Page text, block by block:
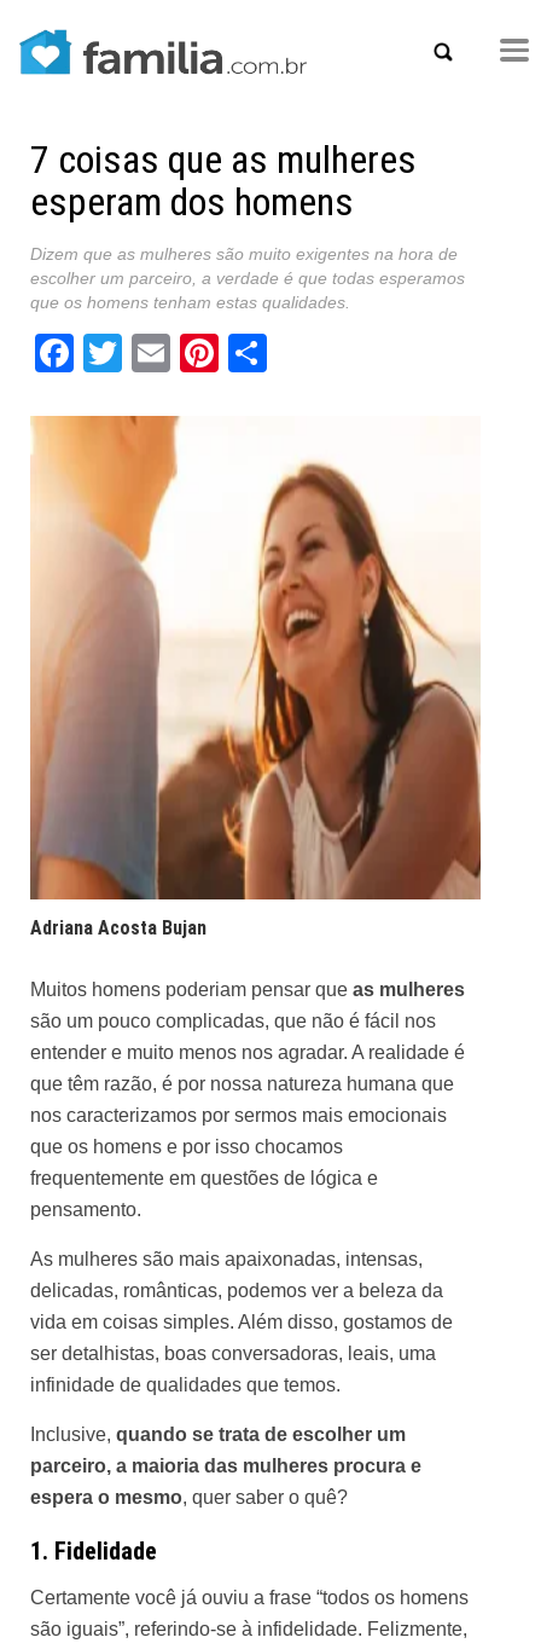
7 coisas que as mulheres
esperam dos homens
Dizem que as mulheres são muito exigentes na hora de
escolher um parceiro, a verdade é que todas esperamos
que os homens tenham estas qualidades.
Facebook
Twitter
EmailPinterest
Adriana Acosta Bujan
Muitos homens poderiam pensar que as mulheres
são um pouco complicadas, que não é fácil nos
entender e muito menos nos agradar. A realidade é
que têm razão, é por nossa natureza humana que
nos caracterizamos por sermos mais emocionais
que os homens e por isso chocamos
frequentemente em questões de lógica e
pensamento.
As mulheres são mais apaixonadas, intensas,
delicadas, românticas, podemos ver a beleza da
vida em coisas simples. Além disso, gostamos de
ser detalhistas, boas conversadoras, leais, uma
infinidade de qualidades que temos.
Inclusive, quando se trata de escolher um
parceiro, a maioria das mulheres procura e
espera o mesmo, quer saber o quê?
1. Fidelidade
Certamente você já ouviu a frase “todos os homens
são iguais”, referindo-se à infidelidade. Felizmente,